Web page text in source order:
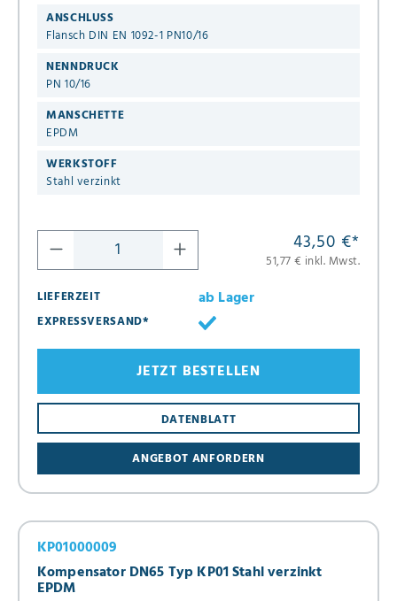
ANSCHLUSS
Flansch DIN EN 1092-1 PN10/16
NENNDRUCK
PN 10/16
MANSCHETTE
EPDM
WERKSTOFF
Stahl verzinkt
43,50 €*
51,77 € inkl. Mwst.
LIEFERZEIT
ab Lager
EXPRESSVERSAND*
ANGEBOT ANFORDERN
DATENBLATT
JETZT BESTELLEN
Kompensator DN65 Typ KP01 Stahl verzinkt
EPDM
KP01000009